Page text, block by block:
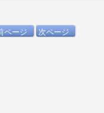
ページ 次ページ